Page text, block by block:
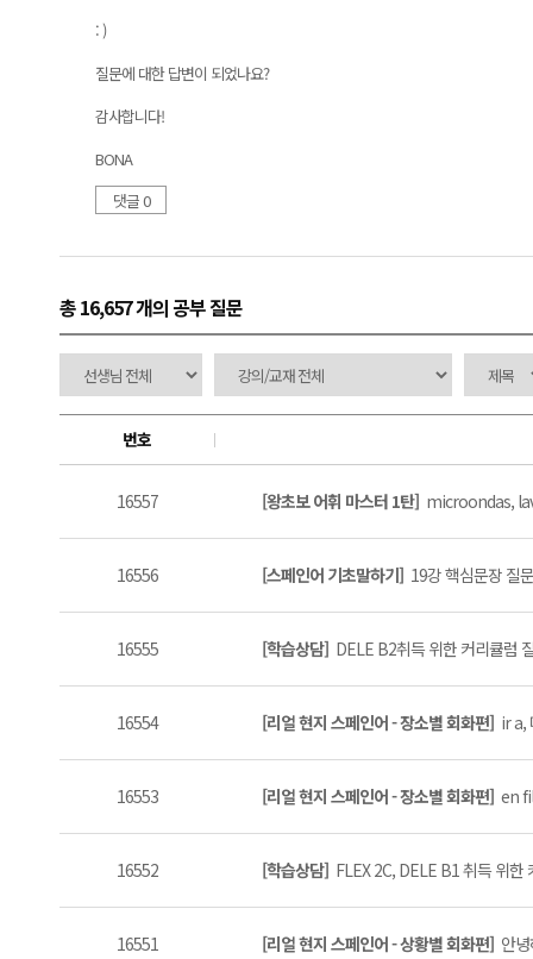
: )
질문에 대한 답변이 되었나요?
감사합니다!
BONA
댓글 0
총 16,657 개의 공부 질문
번호
16557 [왕초보 어휘 마스터 1탄] microondas,
16556 [스페인어 기초말하기] 19강 핵심문장 질
16555 [학습상담] DELE B2취득 위한 커리큘럼
16554 [리얼 현지 스페인어 - 장소별 회화편] ir a,
16553 [리얼 현지 스페인어 - 장소별 회화편] en
16552 [학습상담] FLEX 2C, DELE B1 취득 위
16551 [리얼 현지 스페인어 - 상황별 회화편] 안